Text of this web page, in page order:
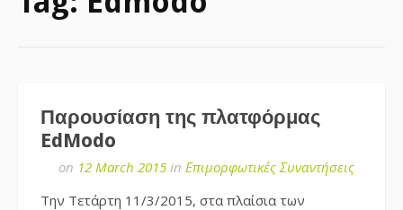
Παρουσίαση της πλατφόρμας
EdModo
on 12 March 2015 in Επιμορφωτικές Συναντήσεις
Την Τετάρτη 11/3/2015, στα πλαίσια των